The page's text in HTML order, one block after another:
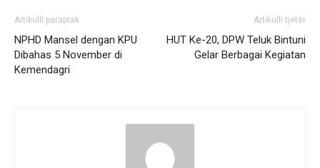
Artikulli paraprak
NPHD Mansel dengan KPU
Dibahas 5 November di
Kemendagri
Artikulli tjetër
HUT Ke-20, DPW Teluk Bintuni
Gelar Berbagai Kegiatan